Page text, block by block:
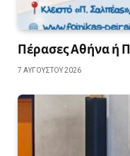
Πέρασες Αθήνα ή
7 ΑΥΓΟΎΣΤΟΥ 2026